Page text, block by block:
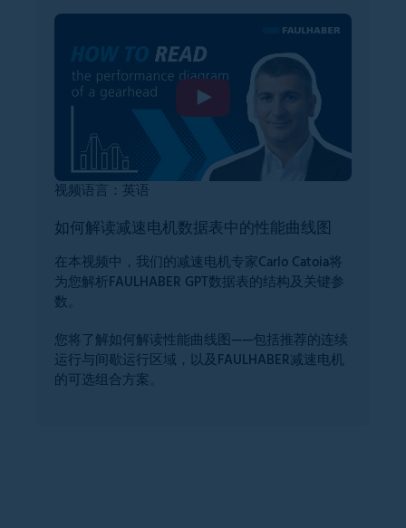
视频语言：英语
如何解读减速电机数据表中的性能曲线图
在本视频中，我们的减速电机专家Carlo Catoia将
为您解析FAULHABER GPT数据表的结构及关键参
数。
您将了解如何解读性能曲线图——包括推荐的连续
运行与间歇运行区域，以及FAULHABER减速电机
的可选组合方案。